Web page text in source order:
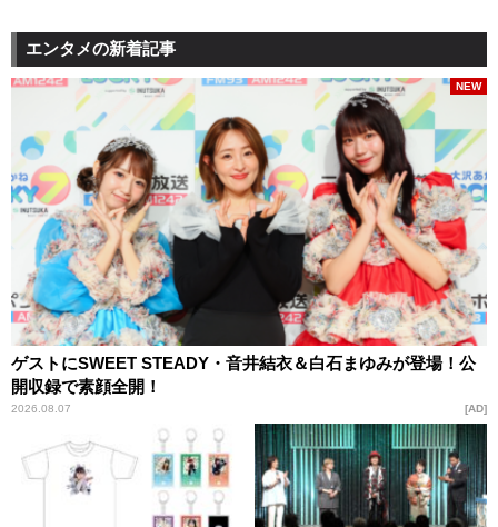
エンタメの新着記事
ゲストにSWEET STEADY・音井結衣＆白石まゆみが登場！公
開収録で素顔全開！
2026.08.07
NEW
AD